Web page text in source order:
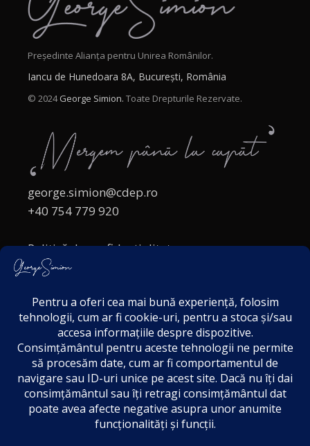
Președinte Alianța pentru Unirea Românilor.
Iancu de Hunedoara 8A, București, România
© 2024George Simion. Toate Drepturile Rezervate.
george.simion@cdep.ro
+40 754 779 920
Politică de confidențialitate
Politica cookies
Acordul de markting
Disclaimer